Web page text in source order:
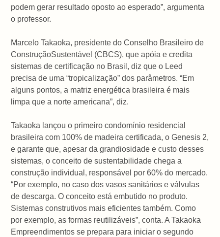
podem gerar resultado oposto ao esperado”, argumenta
o professor.
Marcelo Takaoka, presidente do Conselho Brasileiro de
ConstruçãoSustentável (CBCS), que apóia e credita
sistemas de certificação no Brasil, diz que o Leed
precisa de uma “tropicalização” dos parâmetros. “Em
alguns pontos, a matriz energética brasileira é mais
limpa que a norte americana”, diz.
Takaoka lançou o primeiro condomínio residencial
brasileira com 100% de madeira certificada, o Genesis 2,
e garante que, apesar da grandiosidade e custo desses
sistemas, o conceito de sustentabilidade chega a
construção individual, responsável por 60% do mercado.
“Por exemplo, no caso dos vasos sanitários e válvulas
de descarga. O conceito está embutido no produto.
Sistemas construtivos mais eficientes também. Como
por exemplo, as formas reutilizáveis”, conta. A Takaoka
Empreendimentos se prepara para iniciar o segundo